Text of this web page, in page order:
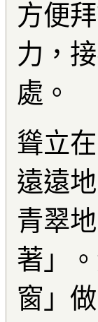
方便
力，
處。
聳立
遠遠
青翠
著」
窗」